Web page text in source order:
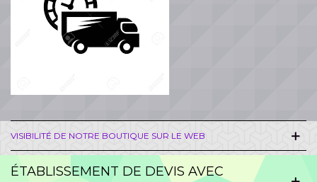
VISIBILITÉ DE NOTRE BOUTIQUE SUR LE WEB
ÉTABLISSEMENT DE DEVIS AVEC